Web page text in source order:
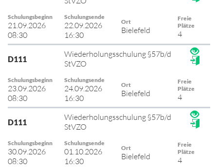
Schulungsbeginn
21.09.2026
08:30
Schulungsende
22.09.2026
16:30
Ort
Bielefeld
Freie
Plätze
4
D111
Wiederholungsschulung §57b/d
StVZO
Schulungsbeginn
23.09.2026
08:30
Schulungsende
24.09.2026
16:30
Ort
Bielefeld
Freie
Plätze
4
D111
Wiederholungsschulung §57b/d
StVZO
Schulungsbeginn
30.09.2026
08:30
Schulungsende
01.10.2026
16:30
Ort
Bielefeld
Freie
Plätze
4